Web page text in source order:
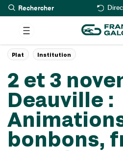
au
Rechercher
2 et 3
Deauville :
bonbons,
Plat Institution